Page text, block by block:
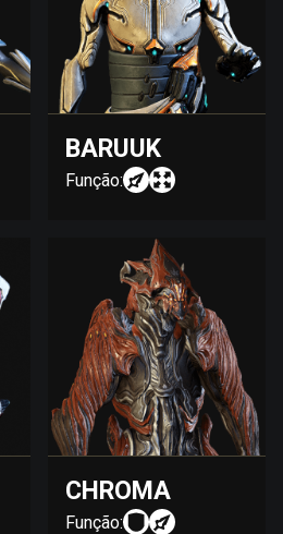
BARUUK
Função:
CHROMA
Função: